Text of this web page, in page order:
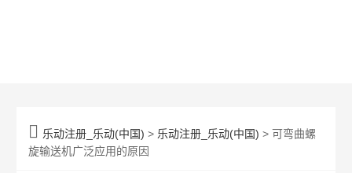
 乐动注册_乐动(中国) > 乐动注册_乐动(中国) > 可弯曲螺
旋输送机广泛应用的原因